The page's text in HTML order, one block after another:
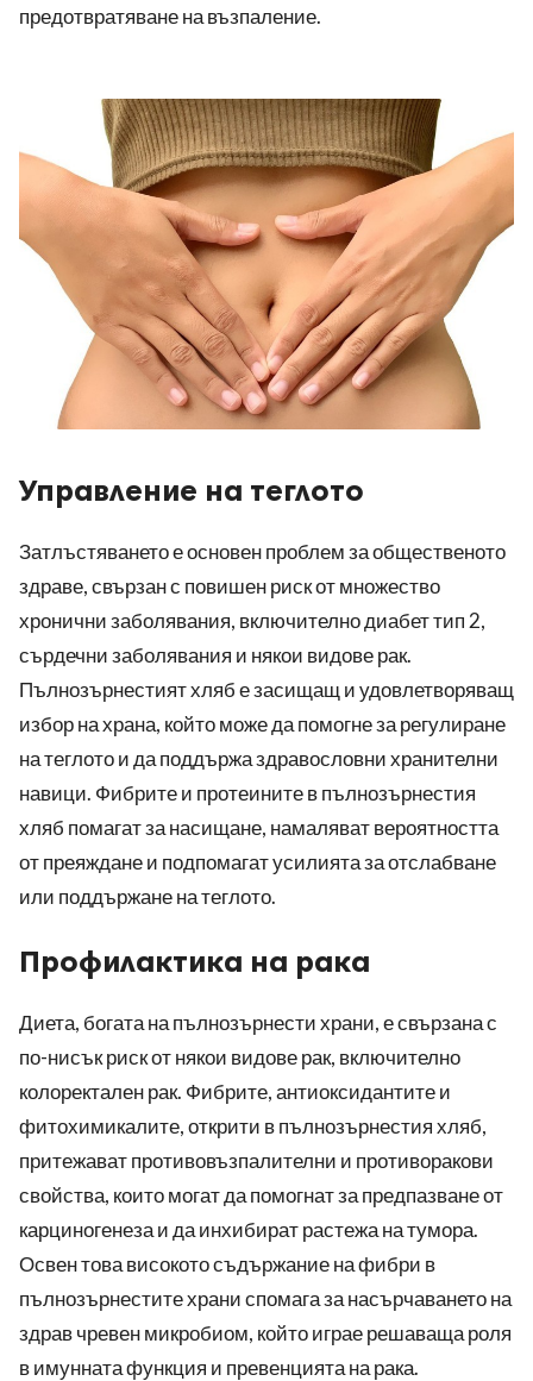
предотвратяване на възпаление.
Управление на теглото
Затлъстяването е основен проблем за общественото
здраве, свързан с повишен риск от множество
хронични заболявания, включително диабет тип 2,
сърдечни заболявания и някои видове рак.
Пълнозърнестият хляб е засищащ и удовлетворяващ
избор на храна, който може да помогне за регулиране
на теглото и да поддържа здравословни хранителни
навици. Фибрите и протеините в пълнозърнестия
хляб помагат за насищане, намаляват вероятността
от преяждане и подпомагат усилията за отслабване
или поддържане на теглото.
Профилактика на рака
Диета, богата на пълнозърнести храни, е свързана с
по-нисък риск от някои видове рак, включително
колоректален рак. Фибрите, антиоксидантите и
фитохимикалите, открити в пълнозърнестия хляб,
притежават противовъзпалителни и противоракови
свойства, които могат да помогнат за предпазване от
карциногенеза и да инхибират растежа на тумора.
Освен това високото съдържание на фибри в
пълнозърнестите храни спомага за насърчаването на
здрав чревен микробиом, който играе решаваща роля
в имунната функция и превенцията на рака.